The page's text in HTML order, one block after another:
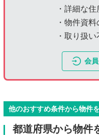
・詳細な
・物件資
・取り扱
会
他のおすすめ条件から物件
都道府県から物件